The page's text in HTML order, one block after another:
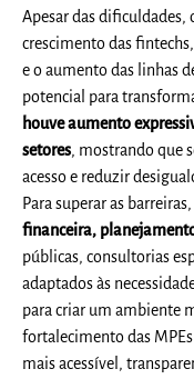
Apesar das dificuldades,
crescimento das
e o aumento das linhas
potencial para
houve aumento
setores, mostrando que
acesso e reduzir
Para superar as
financeira,
públicas, consultorias
adaptados às
para criar um ambiente
fortalecimento das
mais acessível,